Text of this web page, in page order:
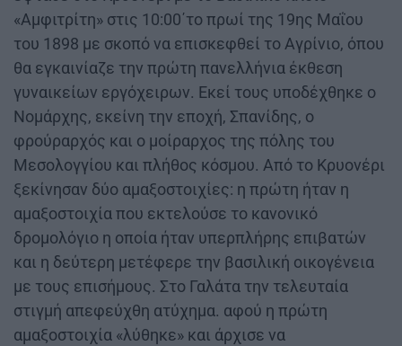
«Αμφιτρίτη» στις 10:00΄το πρωί της 19ης Μαΐου
του 1898 με σκοπό να επισκεφθεί το Αγρίνιο, όπου
θα εγκαινίαζε την πρώτη πανελλήνια έκθεση
γυναικείων εργόχειρων. Εκεί τους υποδέχθηκε ο
Νομάρχης, εκείνη την εποχή, Σπανίδης, ο
φρούραρχός και ο μοίραρχος της πόλης του
Μεσολογγίου και πλήθος κόσμου. Από το Κρυονέρι
ξεκίνησαν δύο αμαξοστοιχίες: η πρώτη ήταν η
αμαξοστοιχία που εκτελούσε το κανονικό
δρομολόγιο η οποία ήταν υπερπλήρης επιβατών
και η δεύτερη μετέφερε την βασιλική οικογένεια
με τους επισήμους. Στο Γαλάτα την τελευταία
στιγμή απεφεύχθη ατύχημα. αφού η πρώτη
αμαξοστοιχία «λύθηκε» και άρχισε να